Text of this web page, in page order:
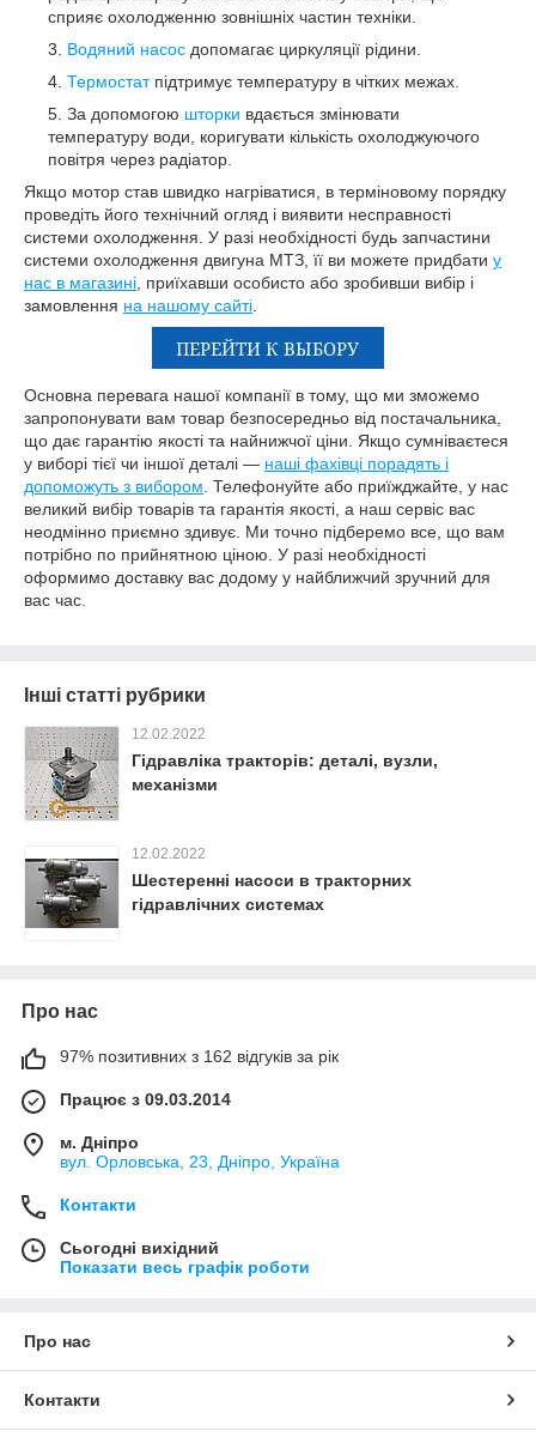
сприяє охолодженню зовнішніх частин техніки.
Водяний насос допомагає циркуляції рідини.
Термостат підтримує температуру в чітких межах.
За допомогою шторки вдається змінювати
температуру води, коригувати кількість охолоджуючого
повітря через радіатор.
Якщо мотор став швидко нагріватися, в терміновому порядку
проведіть його технічний огляд і виявити несправності
системи охолодження. У разі необхідності будь запчастини
системи охолодження двигуна МТЗ, її ви можете придбати у
нас в магазині, приїхавши особисто або зробивши вибір і
замовлення на нашому сайті.
Основна перевага нашої компанії в тому, що ми зможемо
запропонувати вам товар безпосередньо від постачальника,
що дає гарантію якості та найнижчої ціни. Якщо сумніваєтеся
у виборі тієї чи іншої деталі — наші фахівці порадять і
допоможуть з вибором. Телефонуйте або приїжджайте, у нас
великий вибір товарів та гарантія якості, а наш сервіс вас
неодмінно приємно здивує. Ми точно підберемо все, що вам
потрібно по прийнятною ціною. У разі необхідності
оформимо доставку вас додому у найближчий зручний для
вас час.
Інші статті рубрики
12.02.2022
Гідравліка тракторів: деталі, вузли,
механізми
12.02.2022
Шестеренні насоси в тракторних
гідравлічних системах
Про нас
97% позитивних з 162 відгуків за рік
Працює з 09.03.2014
м. Дніпро
вул. Орловська, 23, Дніпро, Україна
Контакти
Сьогодні вихідний
Показати весь графік роботи
Про нас
Контакти